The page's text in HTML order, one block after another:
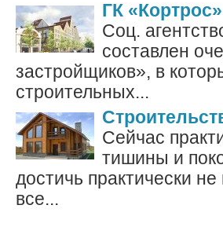
ГК
Соц.
составлен
застройщиков», в
строительных...
Сейчас
тишины и
достичь практически
все...